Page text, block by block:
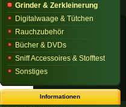
Grinder & Zerkleinerung
Digitalwaage & Tütchen
Rauchzubehör
Bücher & DVDs
Sniff Accessoires & Stofftest
Sonstiges
Informationen